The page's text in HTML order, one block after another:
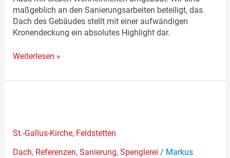
maßgeblich an den Sanierungsarbeiten beteiligt, das
Dach des Gebäudes stellt mit einer aufwändigen
Kronendeckung ein absolutes Highlight dar.
Weiterlesen »
St.-Gallus-Kirche, Feldstetten
Dach, Referenzen, Sanierung, Spenglerei / Markus
Feldstetten